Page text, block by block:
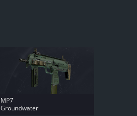
MP7
Groundwater